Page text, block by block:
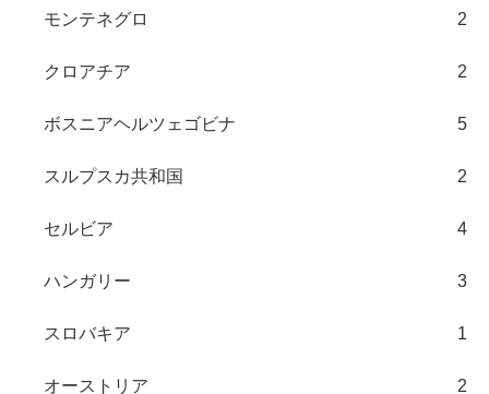
モンテネグロ 2
クロアチア 2
ボスニアヘルツェゴビナ 5
スルプスカ共和国 2
セルビア 4
ハンガリー 3
スロバキア 1
オーストリア 2